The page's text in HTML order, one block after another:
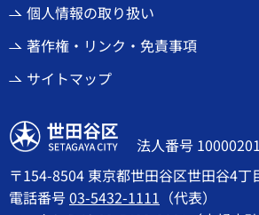
個人情報の取り扱い
著作権・リンク・免責事項
サイトマップ
世田谷区
法人番号
〒154-8504 東京都世田谷区世田谷4丁
電話番号03-5432-1111 （代表）